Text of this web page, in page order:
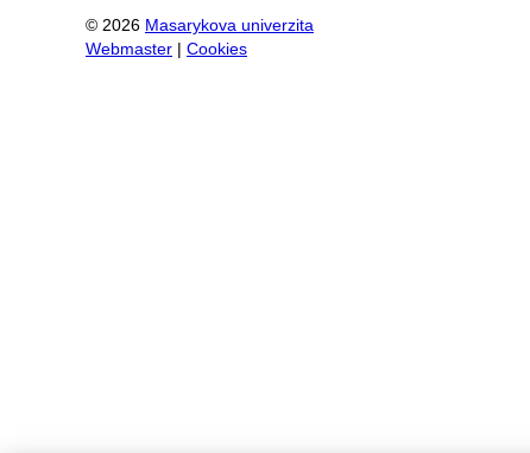
© 2026 Masarykova univerzita
Webmaster
Cookies